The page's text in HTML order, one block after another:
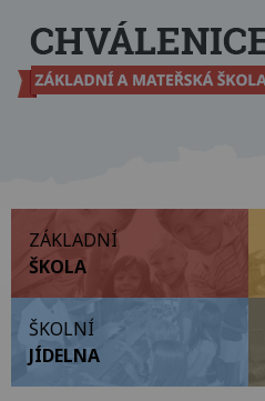
ZÁKLADNÍ
ŠKOLA
ŠKOLNÍ
JÍDELNA